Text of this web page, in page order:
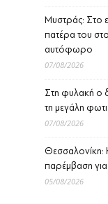
Μυστράς: Στο
πατέρα του
αυτόφωρο
07/08/2026
Στη φυλακή ο
τη μεγάλη
07/08/2026
Θεσσαλονίκη:
παρέμβαση
05/08/2026